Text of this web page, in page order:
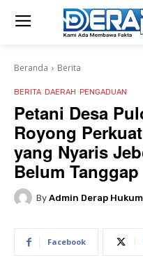
Beranda Berita
BERITA DAERAH PENGADUAN
Petani Desa
Royong
yang Nyaris
Belum Tanggap
By Admin Derap Hukum
Facebook